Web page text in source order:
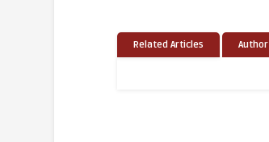
Related Articles Author